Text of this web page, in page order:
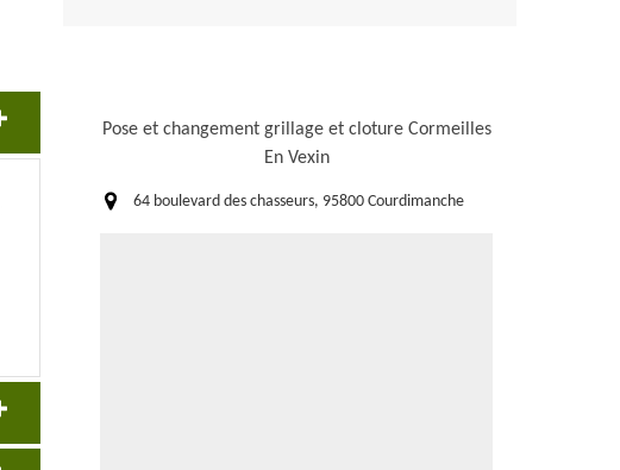
Pose et changement grillage et cloture Cormeilles
En Vexin
64 boulevard des chasseurs, 95800 Courdimanche